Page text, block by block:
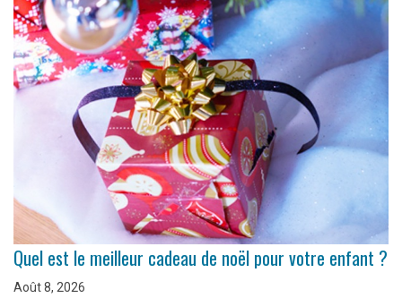
Quel est le meilleur cadeau de noël pour votre enfant ?
Août 8, 2026